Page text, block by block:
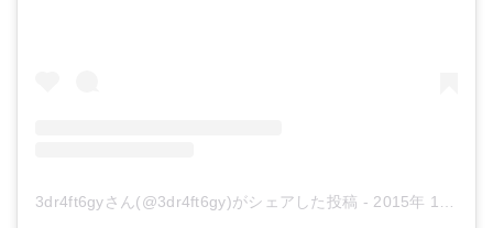
3dr4ft6gyさん(@3dr4ft6gy)がシェアした投稿 - 2015年 1月月2日午前1時00分PST